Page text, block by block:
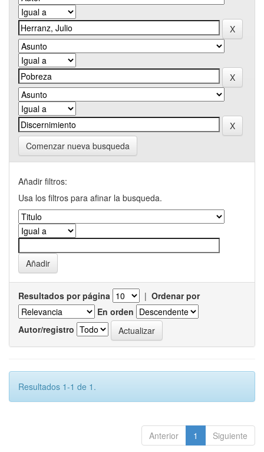
Comenzar nueva busqueda
Añadir filtros:
Usa los filtros para afinar la busqueda.
Resultados por página | Ordenar por
En orden
Autor/registro
Resultados 1-1 de 1.
Anterior 1 Siguiente